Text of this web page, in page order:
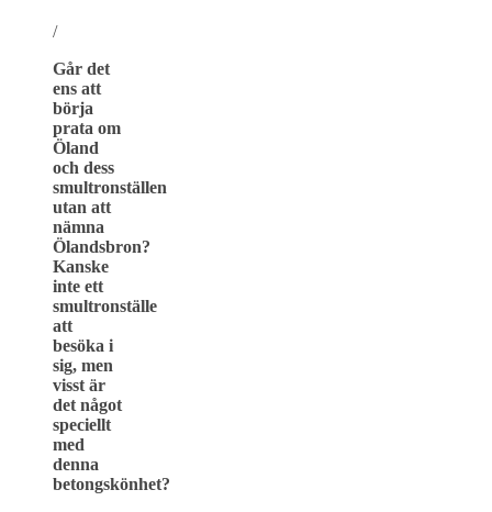
/
Går det
ens att
börja
prata om
Öland
och dess
smultronställen
utan att
nämna
Ölandsbron?
Kanske
inte ett
smultronställe
att
besöka i
sig, men
visst är
det något
speciellt
med
denna
betongskönhet?